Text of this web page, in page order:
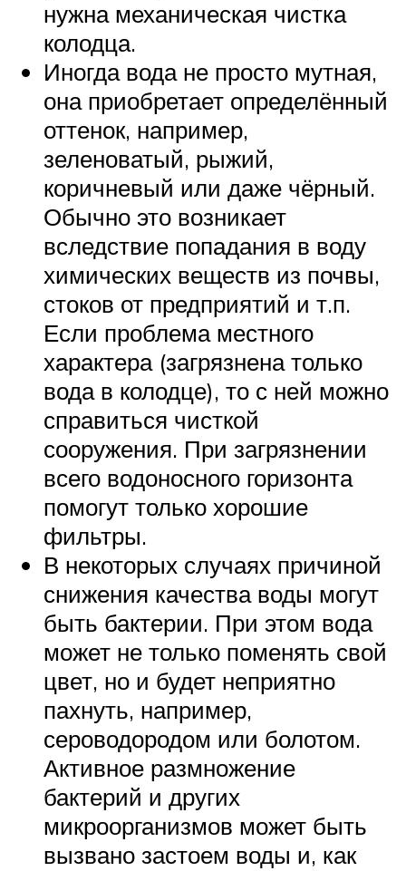
нужна механическая чистка
колодца.
Иногда вода не просто мутная,
она приобретает определённый
оттенок, например,
зеленоватый, рыжий,
коричневый или даже чёрный.
Обычно это возникает
вследствие попадания в воду
химических веществ из почвы,
стоков от предприятий и т.п.
Если проблема местного
характера (загрязнена только
вода в колодце), то с ней можно
справиться чисткой
сооружения. При загрязнении
всего водоносного горизонта
помогут только хорошие
фильтры.
В некоторых случаях причиной
снижения качества воды могут
быть бактерии. При этом вода
может не только поменять свой
цвет, но и будет неприятно
пахнуть, например,
сероводородом или болотом.
Активное размножение
бактерий и других
микроорганизмов может быть
вызвано застоем воды и, как